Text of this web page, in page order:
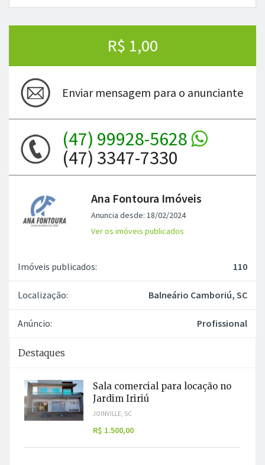
R$ 1,00
Enviar mensagem para o anunciante
(47) 99928-5628
(47) 3347-7330
Ana Fontoura Imóveis
Anuncia desde: 18/02/2024
Ver os imóveis publicados
Imóveis publicados: 110
Localização: Balneário Camboriú, SC
Anúncio: Profissional
Destaques
Sala comercial para locação no
Jardim Iririú
JOINVILLE, SC
R$ 1.500,00